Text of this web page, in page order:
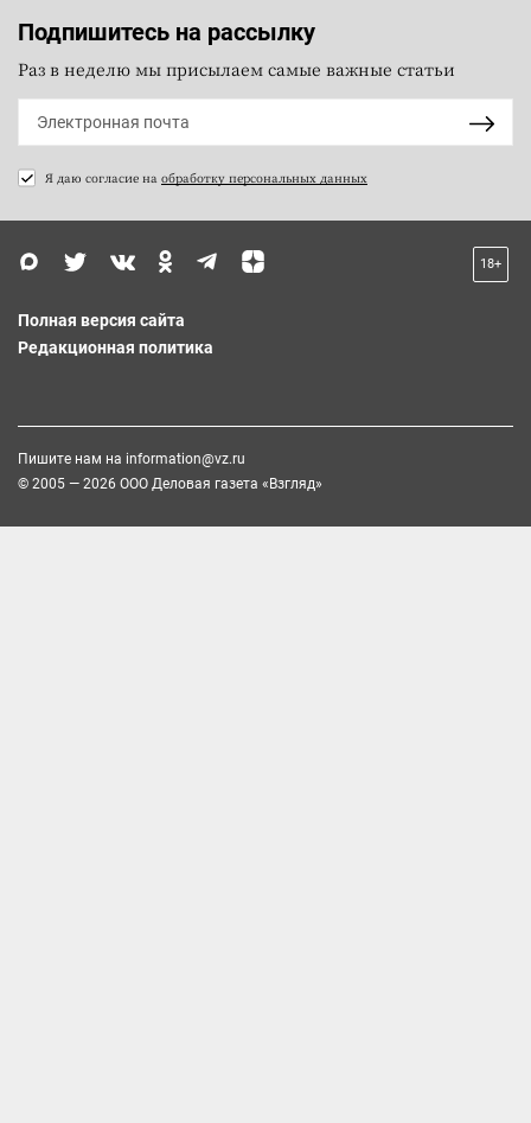
Подпишитесь на рассылку
Раз в неделю мы присылаем самые важные статьи
Я даю согласие на обработку персональных данных
18+
Полная версия сайта
Редакционная политика
Пишите нам на information@vz.ru
© 2005 — 2026 ООО Деловая газета «Взгляд»